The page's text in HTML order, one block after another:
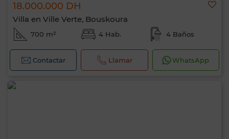
18.000.000 DH
Villa en Ville Verte, Bouskoura
700 m² 4 Hab. 4 Baños
Contactar Llamar WhatsApp